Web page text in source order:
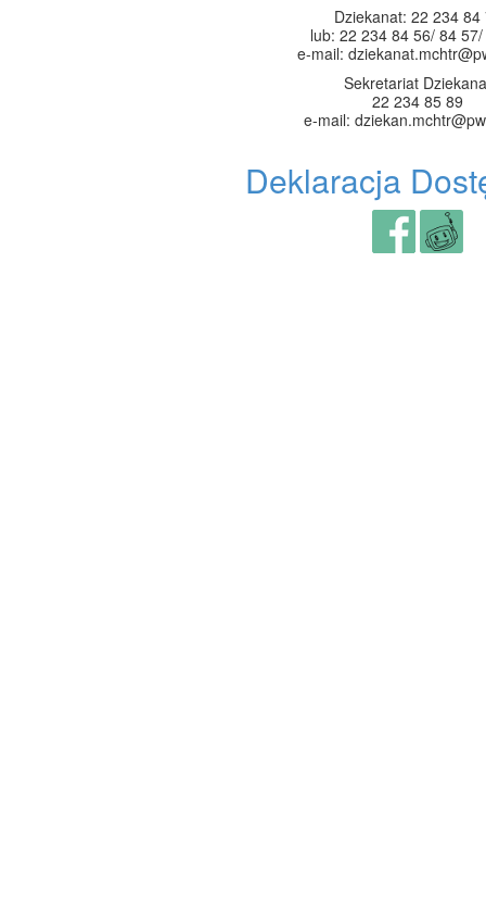
Dziekanat: 22 234 84
lub: 22 234 84 56/ 84
e-mail:
Sekretariat
22 234 85 89
e-mail:
Deklaracja